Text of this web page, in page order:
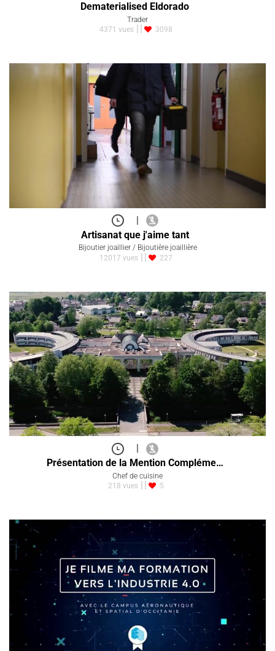
Dematerialised Eldorado
Trader
4371 vues
3098
|
Artisanat que j'aime tant
Bijoutier joaillier / Bijoutière joaillière
12017 vues
227
|
Présentation de la Mention Compléme…
Chef de cuisine
218 vues
5